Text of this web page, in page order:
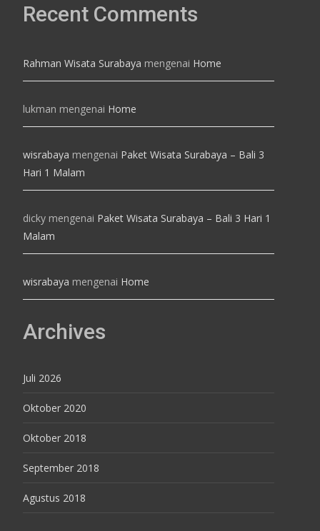
Recent Comments
Rahman Wisata Surabaya mengenai Home
lukman mengenai Home
wisrabaya mengenai Paket Wisata Surabaya – Bali 3
Hari 1 Malam
dicky mengenai Paket Wisata Surabaya – Bali 3 Hari 1
Malam
wisrabaya mengenai Home
Archives
Juli 2026
Oktober 2020
Oktober 2018
September 2018
Agustus 2018